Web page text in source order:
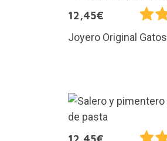
12,45€
Joyero Original Gatos